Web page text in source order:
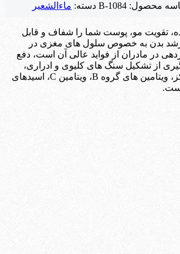
محصول: B-1084 دسته: ماءالشعیر
تقویت مو، پوست شما را شفاف و قابل
رشد بدن به خصوص سلول های مغزی در
در مادران از فواید عالی آن است، دفع
از تشکیل سنگ های کلیوی و ادراری،
حاوی مالت جو، گلوکز، ویتامین های گروه B، ویتامین C، اسیدهای
است.